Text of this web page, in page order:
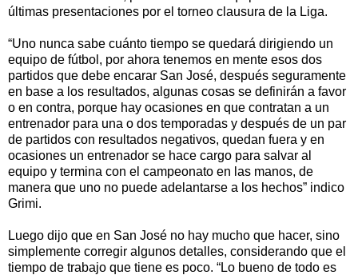
últimas presentaciones por el torneo clausura de la Liga.
“Uno nunca sabe cuánto tiempo se quedará dirigiendo un
equipo de fútbol, por ahora tenemos en mente esos dos
partidos que debe encarar San José, después seguramente
en base a los resultados, algunas cosas se definirán a favor
o en contra, porque hay ocasiones en que contratan a un
entrenador para una o dos temporadas y después de un par
de partidos con resultados negativos, quedan fuera y en
ocasiones un entrenador se hace cargo para salvar al
equipo y termina con el campeonato en las manos, de
manera que uno no puede adelantarse a los hechos” indico
Grimi.
Luego dijo que en San José no hay mucho que hacer, sino
simplemente corregir algunos detalles, considerando que el
tiempo de trabajo que tiene es poco. “Lo bueno de todo es